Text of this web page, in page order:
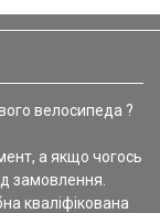
велосипеда ?
а якщо чогось
замовлення.
кваліфікована